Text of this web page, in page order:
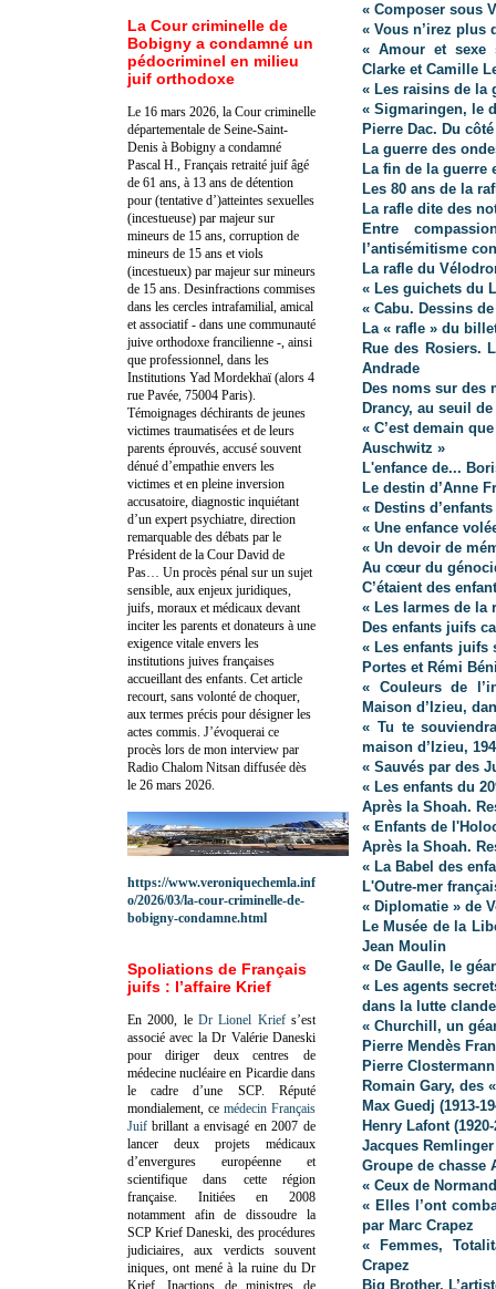
« Composer sous
« Vous n’irez plus
« Amour et sexe
Clarke et Camille
« Les raisins de la
« Sigmaringen, le
Pierre Dac. Du
La guerre des
La fin de la guerre
Les 80 ans de la
La rafle dite des
Entre
l’antisémitisme
La rafle du
« Les guichets du
« Cabu. Dessins
La « rafle » du
Rue des Rosiers.
Andrade
Des noms sur des
Drancy, au seuil
« C’est demain
Auschwitz »
L'enfance de...
Le destin d’Anne
« Destins
« Une enfance
« Un devoir de
Au cœur du
C’étaient des
« Les larmes de la
Des enfants juifs
« Les enfants juifs
Portes et Rémi
« Couleurs de
Maison d’Izieu,
« Tu te
maison d’Izieu,
« Sauvés par des
« Les enfants du
Après la Shoah.
« Enfants de
Après la Shoah.
« La Babel des
L'Outre-mer
« Diplomatie » de
Le Musée de la
Jean Moulin
« De Gaulle, le
« Les agents
dans la lutte
« Churchill, un
Pierre Mendès
Pierre Clostermann
Romain Gary, des
Max Guedj (1913-
Henry Lafont (1920-
Jacques Remlinger
Groupe de chasse
« Ceux de
« Elles l’ont
par Marc Crapez
« Femmes,
Crapez
Big Brother.
La Cour criminelle de
Bobigny a condamné un
pédocriminel en milieu
juif orthodoxe
Le 16 mars 2026, la Cour criminelle
départementale de Seine-Saint-
Denis à Bobigny a condamné
Pascal H., Français retraité juif âgé
de 61 ans, à 13 ans de détention
pour (tentative d’)atteintes sexuelles
(incestueuse) par majeur sur
mineurs de 15 ans, corruption de
mineurs de 15 ans et viols
(incestueux) par majeur sur mineurs
de 15 ans. Desinfractions commises
dans les cercles intrafamilial, amical
et associatif - dans une communauté
juive orthodoxe francilienne -, ainsi
que professionnel, dans les
Institutions Yad Mordekhaï (alors 4
rue Pavée, 75004 Paris).
Témoignages déchirants de jeunes
victimes traumatisées et de leurs
parents éprouvés, accusé souvent
dénué d’empathie envers les
victimes et en pleine inversion
accusatoire, diagnostic inquiétant
d’un expert psychiatre, direction
remarquable des débats par le
Président de la Cour David de
Pas… Un procès pénal sur un sujet
sensible, aux enjeux juridiques,
juifs, moraux et médicaux devant
inciter les parents et donateurs à une
exigence vitale envers les
institutions juives françaises
accueillant des enfants. Cet article
recourt, sans volonté de choquer,
aux termes précis pour désigner les
actes commis. J’évoquerai ce
procès lors de mon interview par
Radio Chalom Nitsan diffusée dès
le 26 mars 2026.
https://www.veroniquechemla.inf
o/2026/03/la-cour-criminelle-de-
bobigny-condamne.html
Spoliations de Français
juifs : l’affaire Krief
En 2000, le Dr Lionel Kriefs’est
associé avec la Dr Valérie Daneski
pour diriger deux centres de
médecine nucléaire en Picardie dans
le cadre d’une SCP. Réputé
mondialement, ce médecin Français
Juif brillant a envisagé en 2007 de
lancer deux projets médicaux
d’envergures européenne et
scientifique dans cette région
française. Initiées en 2008
notamment afin de dissoudre la
SCP Krief Daneski, des procédures
judiciaires, aux verdicts souvent
iniques, ont mené à la ruine du Dr
Krief.Inactions de ministres de